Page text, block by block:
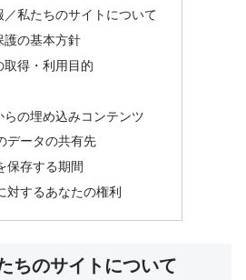
／私たちのサイトについて
護の基本方針
取得・利用目的
らの埋め込みコンテンツ
データの共有先
保存する期間
対するあなたの権利
ちのサイトについて